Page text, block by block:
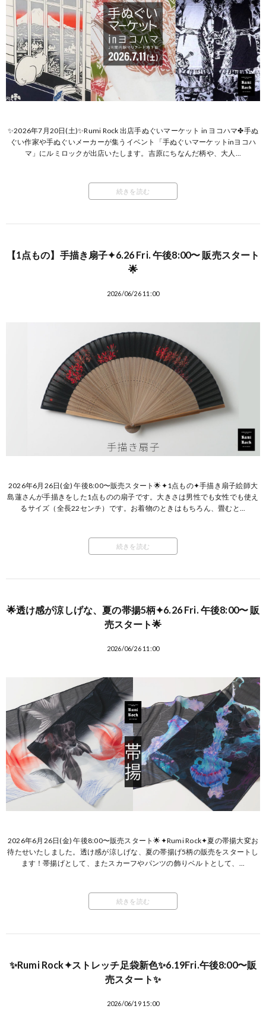
✨2026年7月20日(土)✨Rumi Rock 出店手ぬぐいマーケット in ヨコハマ✤手ぬ
ぐい作家や手ぬぐいメーカーが集うイベント「手ぬぐいマーケットinヨコハ
マ」にルミロックが出店いたします。吉原にちなんだ柄や、大人...
続きを読む
【1点もの】手描き扇子✦6.26 Fri. 午後8:00〜 販売スタート
🌟
2026/06/26 11:00
2026年6月26日(金) 午後8:00〜販売スタート🌟✦1点もの✦手描き扇子絵師大
島蓮さんが手描きをした1点ものの扇子です。大きさは男性でも女性でも使え
るサイズ（全長22センチ）です。お着物のときはもちろん、畳むと...
続きを読む
🌟透け感が涼しげな、夏の帯揚5柄✦6.26 Fri. 午後8:00〜 販
売スタート🌟
2026/06/26 11:00
2026年6月26日(金) 午後8:00〜販売スタート🌟✦Rumi Rock✦夏の帯揚大変お
待たせいたしました。透け感が涼しげな、夏の帯揚げ5柄の販売をスタートし
ます！帯揚げとして、またスカーフやパンツの飾りベルトとして、...
続きを読む
✨Rumi Rock✦ストレッチ足袋新色✨6.19Fri.午後8:00〜販
売スタート✨
2026/06/19 15:00